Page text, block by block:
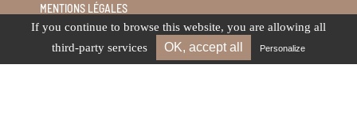
MENTIONS LÉGALES
NEWSLETTER
If you continue to browse this website, you are allowing all
third-party services
OK, accept all Personalize